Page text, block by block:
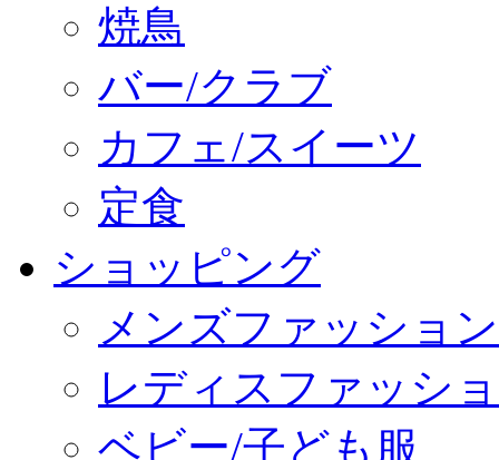
焼鳥
バー/クラブ
カフェ/スイーツ
定食
ショッピング
メンズファッション
レディスファッシ
ベビー/子ども服